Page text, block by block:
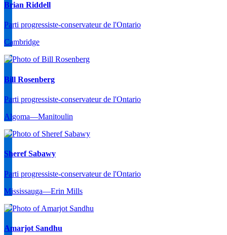
Brian Riddell
Parti progressiste-conservateur de l'Ontario
Cambridge
Bill Rosenberg
Parti progressiste-conservateur de l'Ontario
Algoma—Manitoulin
Sheref Sabawy
Parti progressiste-conservateur de l'Ontario
Mississauga—Erin Mills
Amarjot Sandhu